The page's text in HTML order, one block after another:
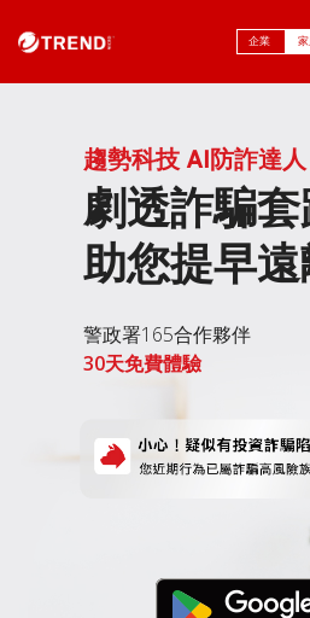
企業 家
趨勢科技 AI防詐達人
劇透詐騙套
助您提早
警政署165合作夥伴
30天免費體驗